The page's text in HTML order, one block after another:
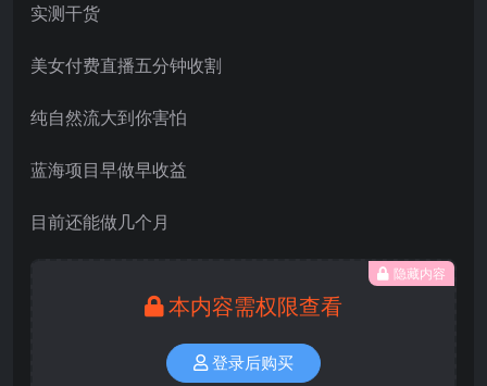
实测干货
美女付费直播五分钟收割
纯自然流大到你害怕
蓝海项目早做早收益
目前还能做几个月
隐藏内容
本内容需权限查看
登录后购买